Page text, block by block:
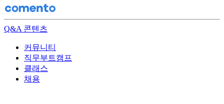
Q&A 콘텐츠
커뮤니티
직무부트캠프
클래스
채용